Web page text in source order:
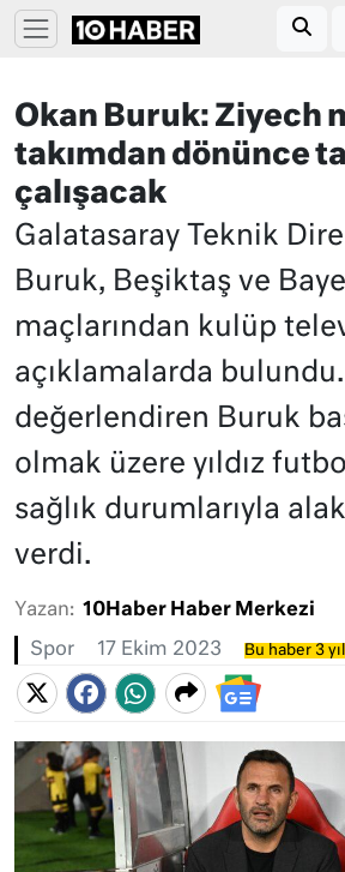
Okan Buruk: Ziyech
takımdan dönünce
çalışacak
Galatasaray Teknik
Buruk, Beşiktaş ve
maçlarından kulüp
açıklamalarda
değerlendiren Buruk
olmak üzere yıldız
sağlık durumlarıyla
verdi.
Yazan: 10Haber Haber Merkezi
Spor 17 Ekim 2023 Bu haber 3